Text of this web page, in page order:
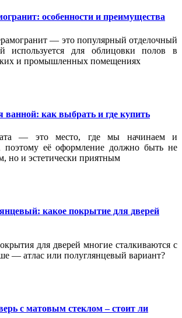
особенности и преимущества
— это популярный отделочный
используется для облицовки полов в
и промышленных помещениях
ванной: как выбрать и где купить
— это место, где мы начинаем и
поэтому её оформление должно быть не
но и эстетически приятным
какое покрытие для дверей
для дверей многие сталкиваются с
— атлас или полуглянцевый вариант?
с матовым стеклом – стоит ли